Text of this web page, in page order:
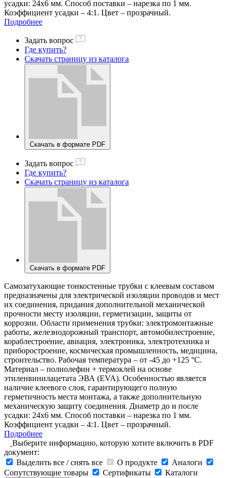
усадки: 24х6 мм. Способ поставки – нарезка по 1 мм.
Коэффициент усадки – 4:1. Цвет – прозрачный.
Подробнее
Задать вопрос
Где купить?
Скачать страницу из каталога
Скачать в формате PDF
Задать вопрос
Где купить?
Скачать страницу из каталога
Скачать в формате PDF
Самозатухающие тонкостенные трубки с клеевым составом
предназначены для электрической изоляции проводов и мест
их соединения, придания дополнительной механической
прочности месту изоляции, герметизации, защиты от
коррозии. Области применения трубки: электромонтажные
работы, железнодорожный транспорт, автомобилестроение,
кораблестроение, авиация, электроника, электротехника и
приборостроение, космическая промышленность, медицина,
строительство. Рабочая температура – от -45 до +125 °С.
Материал – полиолефин + термоклей на основе
этиленвинилацетата ЭВА (EVA). Особенностью является
наличие клеевого слоя, гарантирующего полную
герметичность места монтажа, а также дополнительную
механическую защиту соединения. Диаметр до и после
усадки: 24х6 мм. Способ поставки – нарезка по 1 мм.
Коэффициент усадки – 4:1. Цвет – прозрачный.
Подробнее
Выберите информацию, которую хотите включить в PDF
документ:
Выделить все / снять все
О продукте
Аналоги
Сопутствующие товары
Сертификаты Каталоги